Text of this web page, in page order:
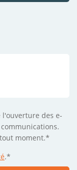
l'ouverture des e-
moment.*
.*